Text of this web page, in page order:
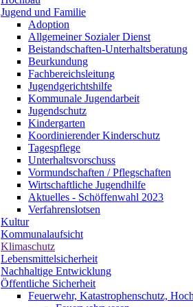
Jugend und Familie
Adoption
Allgemeiner Sozialer Dienst
Beistandschaften-Unterhaltsberatung
Beurkundung
Fachbereichsleitung
Jugendgerichtshilfe
Kommunale Jugendarbeit
Jugendschutz
Kindergarten
Koordinierender Kinderschutz
Tagespflege
Unterhaltsvorschuss
Vormundschaften / Pflegschaften
Wirtschaftliche Jugendhilfe
Aktuelles - Schöffenwahl 2023
Verfahrenslotsen
Kultur
Kommunalaufsicht
Klimaschutz
Lebensmittelsicherheit
Nachhaltige Entwicklung
Öffentliche Sicherheit
Feuerwehr, Katastrophenschutz,